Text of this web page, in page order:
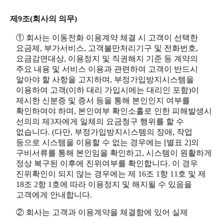
제9조(회사의 의무)
① 회사는 이동전화 이용계약 체결 시 고객이 선택한
요금제, 부가서비스, 고객불만처리기구 및 전화번호,
요금감면대상, 이용정지 및 직권해지 기준 등 계약의
주요 내용 및 서비스 이용과 관련하여 고객이 반드시
알아야 할 사항을 고지하며, 부정가입방지시스템을
이용하여 고객(이하 대리 가입시에는 대리인 포함)이
제시한 신분증 및 증서 등을 통해 본인인지 여부를
확인하여야 하며, 본인여부 확인소홀로 인한 피해발생시
선의의 제3자에게 일체의 요금청구 행위를 할 수
없습니다. (다만, 부정가입방지시스템의 장애, 작업
등으로 시스템을 이용할 수 없는 경우에는 [별표 2]의
구비서류를 통해 본인임을 확인하고, 시스템이 원활하게
정상 복구된 이후에 진위여부를 확인합니다. 이 경우
진위확인이 되지 않는 경우에는 제 16조 1항 11호 및 제
18조 2항 1호에 따라 이용정지 및 해지될 수 있음을
고객에게 안내합니다.
② 회사는 고객과 이용계약을 체결함에 있어 실제